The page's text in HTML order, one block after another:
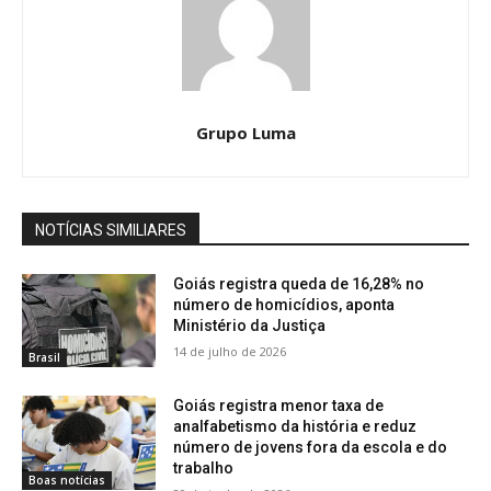
Grupo Luma
NOTÍCIAS SIMILIARES
Brasil
Goiás registra queda de 16,28% no
número de homicídios, aponta
Ministério da Justiça
14 de julho de 2026
Boas notícias
Goiás registra menor taxa de
analfabetismo da história e reduz
número de jovens fora da escola e do
trabalho